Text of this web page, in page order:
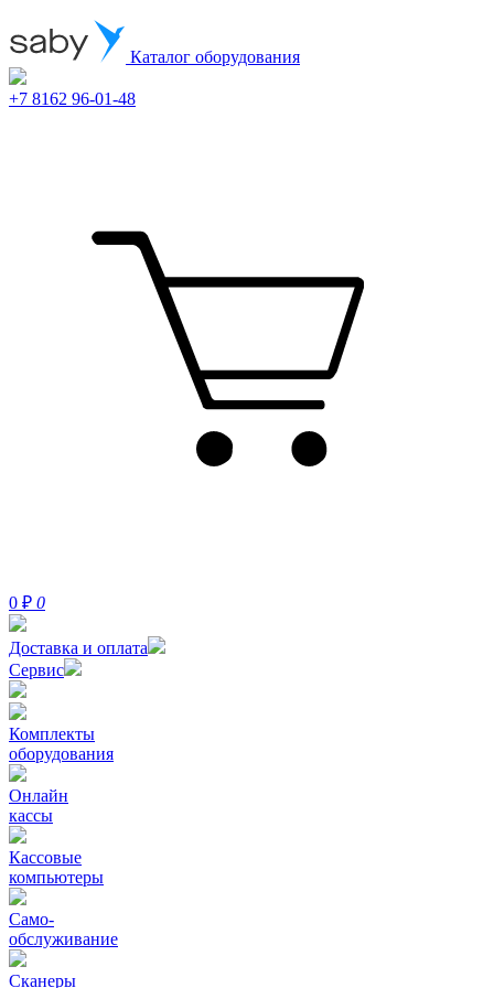
Каталог оборудования
+7 8162 96-01-48
0 ₽ 0
Доставка и оплата
Сервис
Комплекты
оборудования
Онлайн
кассы
Кассовые
компьютеры
Само-
обслуживание
Сканеры